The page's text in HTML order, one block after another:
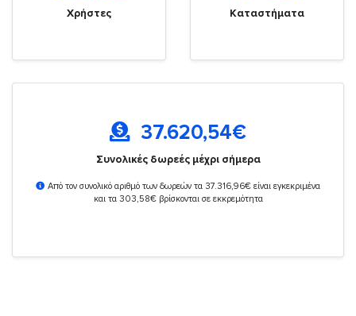
Χρήστες Καταστήματα
37.620,54€
Συνολικές δωρεές μέχρι σήμερα
Από τον συνολικό αριθμό των δωρεών τα 37.316,96€ είναι εγκεκριμένα
και τα 303,58€ βρίσκονται σε εκκρεμότητα